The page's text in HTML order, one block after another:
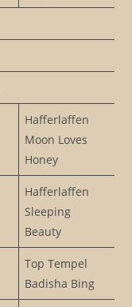
Hafferlaffen
Moon Loves
Honey
Hafferlaffen
Sleeping
Beauty
Top Tempel
Badisha Bing